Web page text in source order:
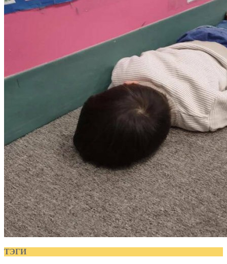
ТЭГИ